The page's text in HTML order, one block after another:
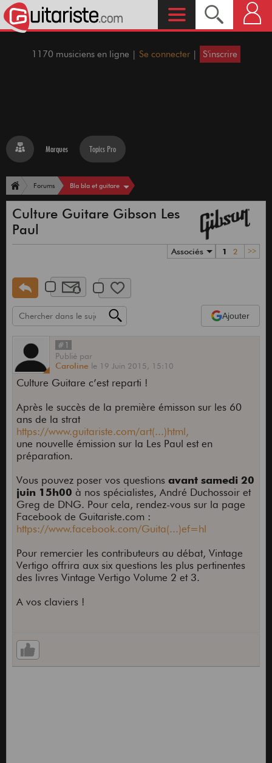
1170 musiciens en ligne | Se connecter | S'inscrire
Marques Topics Pro
Forums Bla bla et guitare
Culture Guitare Gibson Les
Paul
Associés 1 2 >>
Ajouter
#1
Publié par
Caroline le 19 Juin 2015, 15:10
Culture Guitare c’est reparti !
Après le succès de la première émisson sur les 60
ans de la strat
https://www.guitariste.com/art(...)html,
une nouvelle émission sur la Les Paul est en
préparation.
Vous pouvez poser vos questions avant samedi 20
juin 15h00 à nos spécialistes, André Duchossoir et
Greg de DNG. Pour cela, rendez-vous sur la page
Facebook de Guitariste.com :
https://www.facebook.com/Guita(...)ef=hl
Pour remercier les contributeurs au débat, Vintage
Vertigo offrira aux six questions les plus pertinentes
des livres Vintage Vertigo Volume 2 et 3.
A vos claviers !